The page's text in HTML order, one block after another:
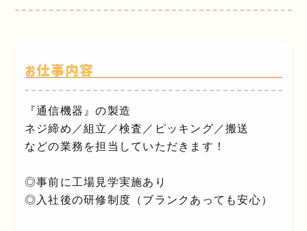
お仕事内容
『通信機器』の製造
ネジ締め／組立／検査／ピッキング／搬送
などの業務を担当していただきます！
◎事前に工場見学実施あり
◎入社後の研修制度（ブランクあっても安心）